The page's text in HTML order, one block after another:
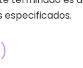
especificados.